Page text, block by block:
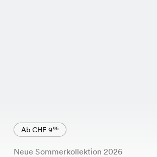
Ab CHF 995
Neue Sommerkollektion 2026